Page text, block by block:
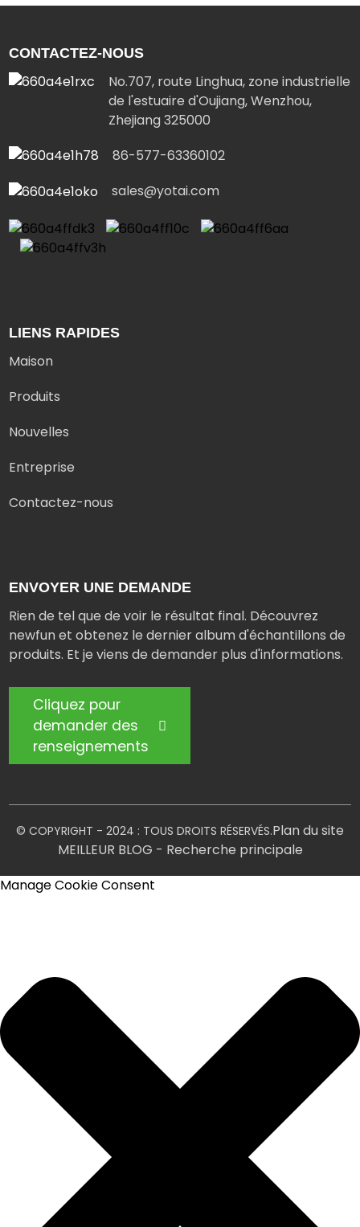
CONTACTEZ-NOUS
No.707, route Linghua, zone industrielle
de l'estuaire d'Oujiang, Wenzhou,
Zhejiang 325000
86-577-63360102
sales@yotai.com
LIENS RAPIDES
Maison
Produits
Nouvelles
Entreprise
Contactez-nous
ENVOYER UNE DEMANDE
Rien de tel que de voir le résultat final. Découvrez
newfun et obtenez le dernier album d'échantillons de
produits. Et je viens de demander plus d'informations.
Cliquez pour
demander des
renseignements
© COPYRIGHT - 2024 : TOUS DROITS RÉSERVÉS.Plan du site
MEILLEUR BLOG - Recherche principale
Manage Cookie Consent